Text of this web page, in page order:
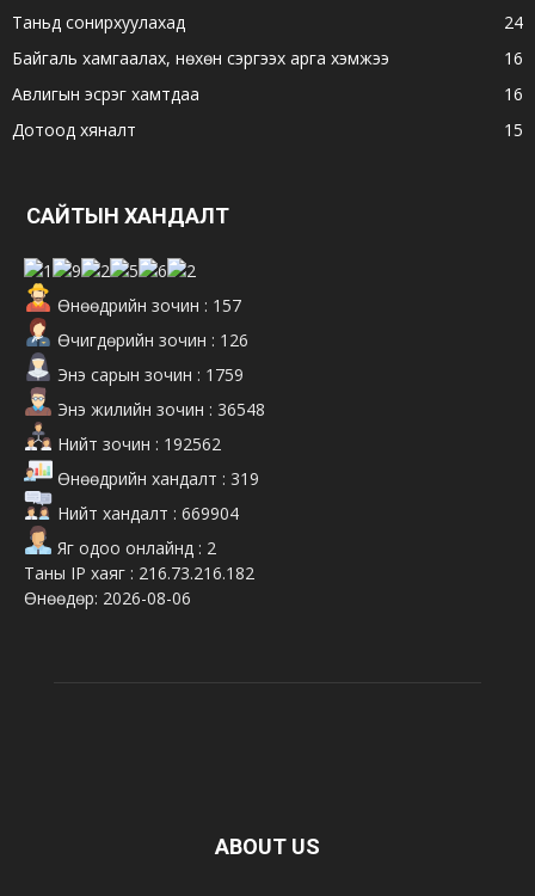
Таньд сонирхуулахад
24
Байгаль хамгаалах, нөхөн сэргээх арга хэмжээ
16
Авлигын эсрэг хамтдаа
16
Дотоод хяналт
15
САЙТЫН ХАНДАЛТ
Өнөөдрийн зочин : 157
Өчигдөрийн зочин : 126
Энэ сарын зочин : 1759
Энэ жилийн зочин : 36548
Нийт зочин : 192562
Өнөөдрийн хандалт : 319
Нийт хандалт : 669904
Яг одоо онлайнд : 2
Таны IP хаяг : 216.73.216.182
Өнөөдөр: 2026-08-06
ABOUT US